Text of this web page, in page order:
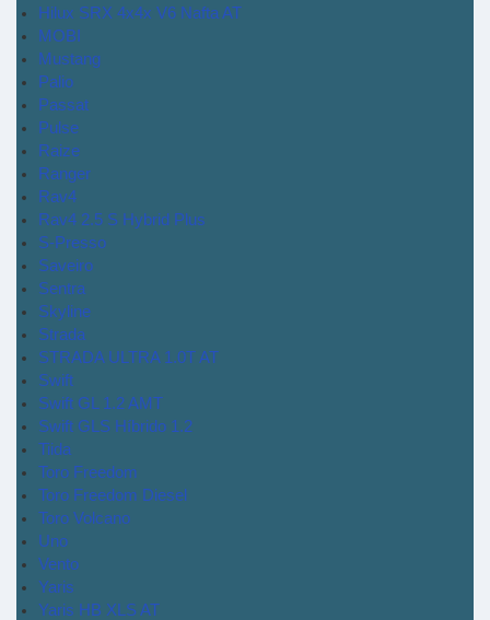
Hilux SRX 4x4x V6 Nafta AT
MOBI
Mustang
Palio
Passat
Pulse
Raize
Ranger
Rav4
Rav4 2.5 S Hybrid Plus
S-Presso
Saveiro
Sentra
Skyline
Strada
STRADA ULTRA 1.0T AT
Swift
Swift GL 1.2 AMT
Swift GLS Híbrido 1.2
Tiida
Toro Freedom
Toro Freedom Diesel
Toro Volcano
Uno
Vento
Yaris
Yaris HB XLS AT